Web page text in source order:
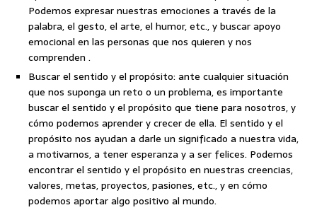
Podemos expresar nuestras emociones a través de la
palabra, el gesto, el arte, el humor, etc., y buscar apoyo
emocional en las personas que nos quieren y nos
comprenden .
Buscar el sentido y el propósito: ante cualquier situación
que nos suponga un reto o un problema, es importante
buscar el sentido y el propósito que tiene para nosotros, y
cómo podemos aprender y crecer de ella. El sentido y el
propósito nos ayudan a darle un significado a nuestra vida,
a motivarnos, a tener esperanza y a ser felices. Podemos
encontrar el sentido y el propósito en nuestras creencias,
valores, metas, proyectos, pasiones, etc., y en cómo
podemos aportar algo positivo al mundo.